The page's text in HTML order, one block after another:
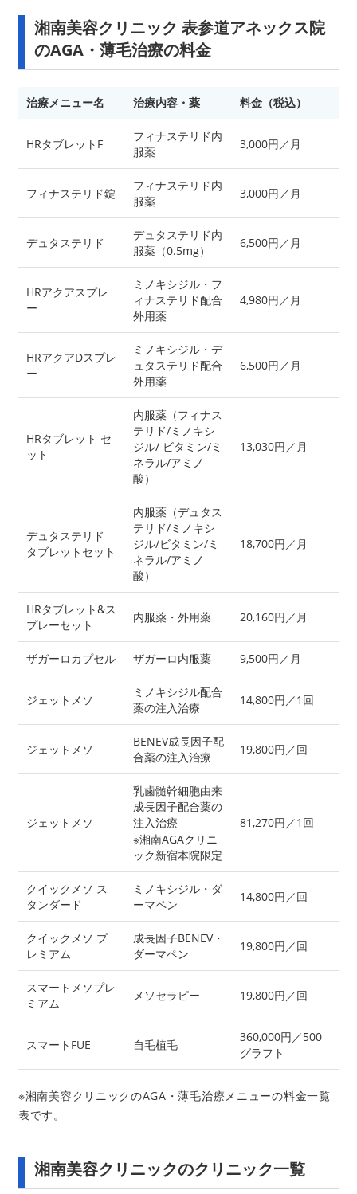
湘南美容クリニック 表参道アネックス院
のAGA・薄毛治療の料金
治療メニュー名 治療内容・薬 料金（税込）
HRタブレットF
フィナステリド内
服薬
3,000円／月
フィナステリド錠
フィナステリド内
服薬
3,000円／月
デュタステリド
デュタステリド内
服薬（0.5mg）
6,500円／月
HRアクアスプレ
ー
ミノキシジル・フ
ィナステリド配合
外用薬
4,980円／月
HRアクアDスプレ
ー
ミノキシジル・デ
ュタステリド配合
外用薬
6,500円／月
HRタブレット セ
ット
内服薬（フィナス
テリド/ミノキシ
ジル/ ビタミン/ミ
ネラル/アミノ
酸）
13,030円／月
デュタステリド
タブレットセット
内服薬（デュタス
テリド/ミノキシ
ジル/ビタミン/ミ
ネラル/アミノ
酸）
18,700円／月
HRタブレット&ス
プレーセット
内服薬・外用薬 20,160円／月
ザガーロカプセル ザガーロ内服薬 9,500円／月
ジェットメソ
ミノキシジル配合
薬の注入治療
14,800円／1回
ジェットメソ
BENEV成長因子配
合薬の注入治療
19,800円／回
ジェットメソ
乳歯髄幹細胞由来
成長因子配合薬の
注入治療
※湘南AGAクリニ
ック新宿本院限定
81,270円／1回
クイックメソ ス
タンダード
ミノキシジル・ダ
ーマペン
14,800円／回
クイックメソ プ
レミアム
成長因子BENEV・
ダーマペン
19,800円／回
スマートメソプレ
ミアム
メソセラピー 19,800円／回
スマートFUE 自毛植毛
360,000円／500
グラフト
※湘南美容クリニックのAGA・薄毛治療メニューの料金一覧
表です。
湘南美容クリニックのクリニック一覧